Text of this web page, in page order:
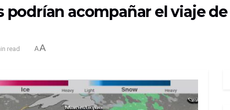
acompañar el viaje
read AA